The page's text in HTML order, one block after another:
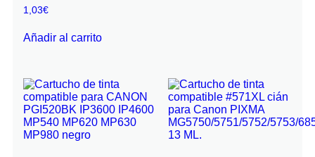
1,03€
Añadir al carrito